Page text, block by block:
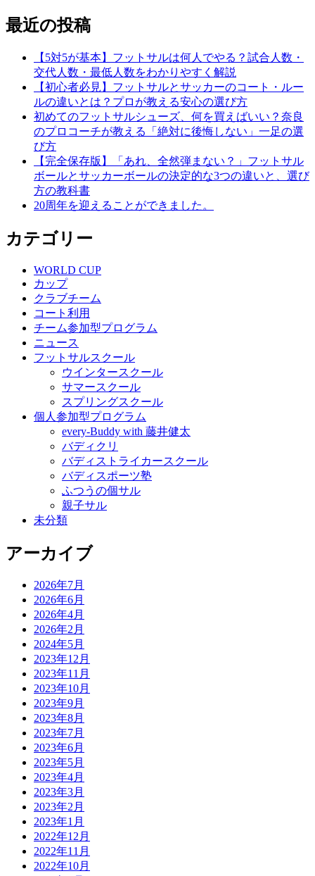
最近の投稿
【5対5が基本】フットサルは何人でやる？試合人数・
交代人数・最低人数をわかりやすく解説
【初心者必見】フットサルとサッカーのコート・ルー
ルの違いとは？プロが教える安心の選び方
初めてのフットサルシューズ、何を買えばいい？奈良
のプロコーチが教える「絶対に後悔しない」一足の選
び方
【完全保存版】「あれ、全然弾まない？」フットサル
ボールとサッカーボールの決定的な3つの違いと、選び
方の教科書
20周年を迎えることができました。
カテゴリー
WORLD CUP
カップ
クラブチーム
コート利用
チーム参加型プログラム
ニュース
フットサルスクール
ウインタースクール
サマースクール
スプリングスクール
個人参加型プログラム
every-Buddy with 藤井健太
バディクリ
バディストライカースクール
バディスポーツ塾
ふつうの個サル
親子サル
未分類
アーカイブ
2026年7月
2026年6月
2026年4月
2026年2月
2024年5月
2023年12月
2023年11月
2023年10月
2023年9月
2023年8月
2023年7月
2023年6月
2023年5月
2023年4月
2023年3月
2023年2月
2023年1月
2022年12月
2022年11月
2022年10月